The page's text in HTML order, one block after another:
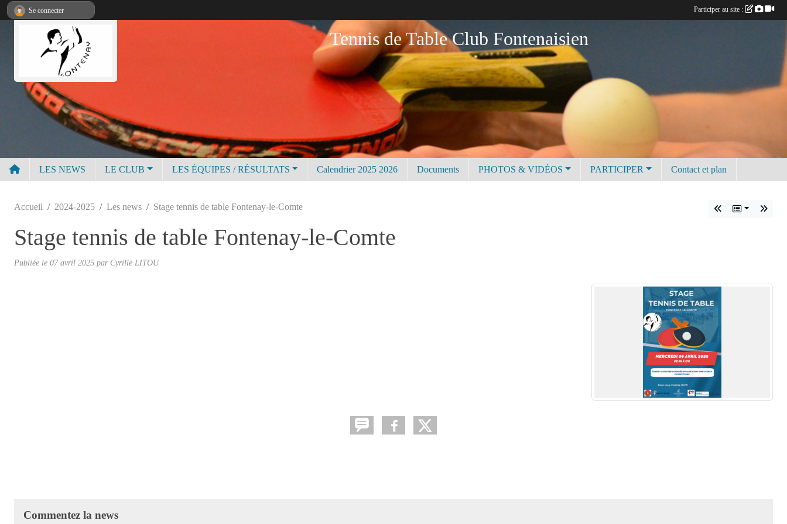
Tennis de Table Club Fontenaisien
LES NEWS LE CLUB LES ÉQUIPES / RÉSULTATS Calendrier 2025 2026 Documents PHOTOS & VIDÉOS PARTICIPER Contact et plan
Accueil 2024-2025 Les news Stage tennis de table Fontenay-le-Comte
Stage tennis de table Fontenay-le-Comte
Publiée le 07 avril 2025 par Cyrille LITOU
Commentez la news
Se connecter Participer au site :
Panneau de gestion des cookies